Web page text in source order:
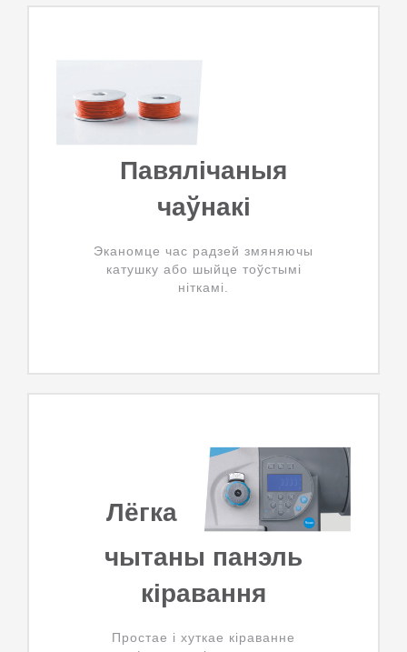
Павялічаныя
чаўнакі
Эканомце час радзей змяняючы
катушку або шыйце тоўстымі
ніткамі.
Лёгка
чытаны панэль
кіравання
Простае і хуткае кіраванне